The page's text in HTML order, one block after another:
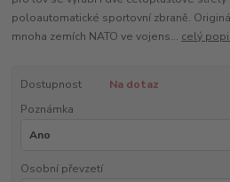
poloautomatické sportovní zbraně.
mnoha zemích NATO ve vojens... celý
Dostupnost
Na dotaz
Poznámka
Osobní převzetí